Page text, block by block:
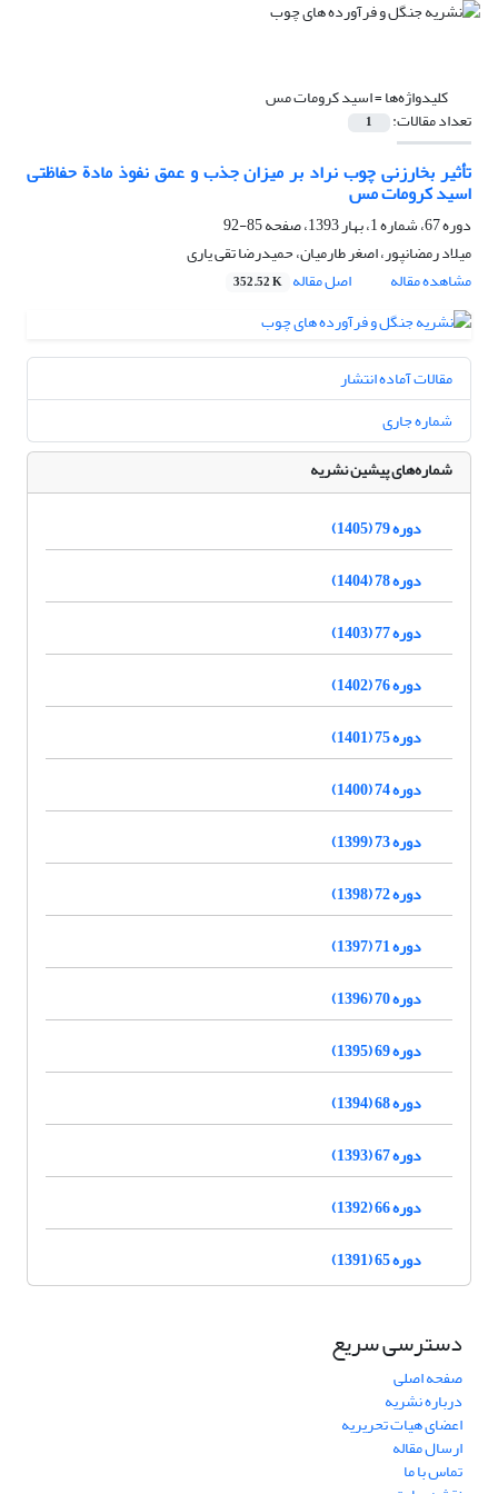
کلیدواژه‌ها =اسید کرومات مس
تعداد مقالات: 1
تأثیر بخارزنی چوب نراد بر میزان جذب و عمق نفوذ مادة حفاظتی
اسید کرومات مس
دوره 67، شماره 1، بهار 1393، صفحه
85-92
میلاد رمضانپور، اصغر طارمیان، حمیدرضا تقی یاری
مشاهده مقاله
اصل مقاله 352.52 K
مقالات آماده انتشار
شماره جاری
شماره‌های پیشین نشریه
دوره 79 (1405)
دوره 78 (1404)
دوره 77 (1403)
دوره 76 (1402)
دوره 75 (1401)
دوره 74 (1400)
دوره 73 (1399)
دوره 72 (1398)
دوره 71 (1397)
دوره 70 (1396)
دوره 69 (1395)
دوره 68 (1394)
دوره 67 (1393)
دوره 66 (1392)
دوره 65 (1391)
دسترسی سریع
صفحه اصلی
درباره نشریه
اعضای هیات تحریریه
ارسال مقاله
تماس با ما